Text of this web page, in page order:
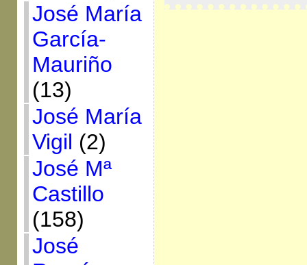
José María
García-
Mauriño
(13)
José María
Vigil (2)
José Mª
Castillo
(158)
José